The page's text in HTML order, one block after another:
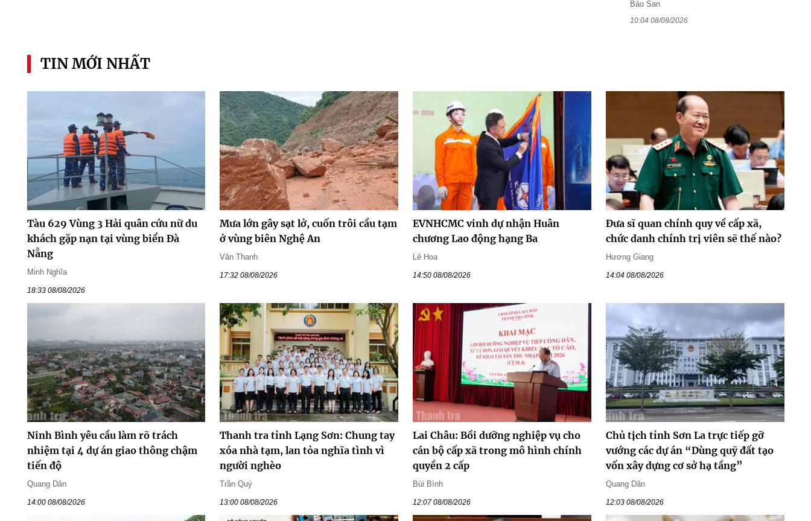
Bảo San
10:04 08/08/2026
TIN MỚI NHẤT
Tàu 629 Vùng 3 Hải quân cứu nữ du
khách gặp nạn tại vùng biển Đà
Nẵng
Minh Nghĩa
18:33 08/08/2026
Mưa lớn gây sạt lở, cuốn trôi cầu tạm
ở vùng biên Nghệ An
Văn Thanh
17:32 08/08/2026
EVNHCMC vinh dự nhận Huân
chương Lao động hạng Ba
Lê Hoa
14:50 08/08/2026
Đưa sĩ quan chính quy về cấp xã,
chức danh chính trị viên sẽ thế nào?
Hương Giang
14:04 08/08/2026
Ninh Bình yêu cầu làm rõ trách
nhiệm tại 4 dự án giao thông chậm
tiến độ
Quang Dân
14:00 08/08/2026
Thanh tra tỉnh Lạng Sơn: Chung tay
xóa nhà tạm, lan tỏa nghĩa tình vì
người nghèo
Trần Quý
13:00 08/08/2026
Lai Châu: Bồi dưỡng nghiệp vụ cho
cán bộ cấp xã trong mô hình chính
quyền 2 cấp
Bùi Bình
12:07 08/08/2026
Chủ tịch tỉnh Sơn La trực tiếp gỡ
vướng các dự án “Dùng quỹ đất tạo
vốn xây dựng cơ sở hạ tầng”
Quang Dân
12:03 08/08/2026